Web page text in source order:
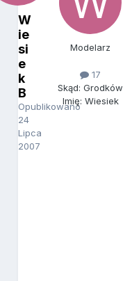
W
ie
si
e
k
B
Opublikowano
24
Lipca
2007
Modelarz
17
Skąd: Grodków
Imię: Wiesiek